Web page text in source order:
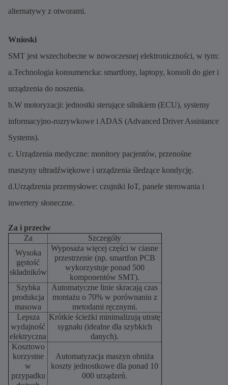
alternatywy z otworami.
Wnioski
SMT jest wszechobecne w nowoczesnej elektroniczności, w tym:
a.Technologia konsumencka: smartfony, laptopy, konsoli do gier i
urządzenia do noszenia.
b.W motoryzacji: jednostki sterujące silnikiem (ECU), systemy
informacyjno-rozrywkowe i ADAS (Advanced Driver Assistance
Systems).
c. Urządzenia medyczne: monitory pacjentów, przenośne
maszyny ultradźwiękowe i urządzenia śledzące kondycję.
d.Urządzenia przemysłowe: czujniki IoT, panele sterowania i
inwertery słoneczne.
Za i przeciw
Za
Szczegóły
Wysoka
gęstość
składników
Wyposaża więcej części w ciasne
przestrzenie (np. smartfon PCB
wykorzystuje ponad 500
komponentów SMT).
Szybka
produkcja
masowa
Automatyczne linie skracają czas
montażu o 70% w porównaniu z
metodami ręcznymi.
Lepsza
wydajność
elektryczna
Krótkie ścieżki minimalizują utratę
sygnału (idealne dla szybkich
danych).
Kosztowo
korzystne
w
przypadku
Automatyzacja maszyn obniża
koszty jednostkowe dla ponad 10
000 urządzeń.